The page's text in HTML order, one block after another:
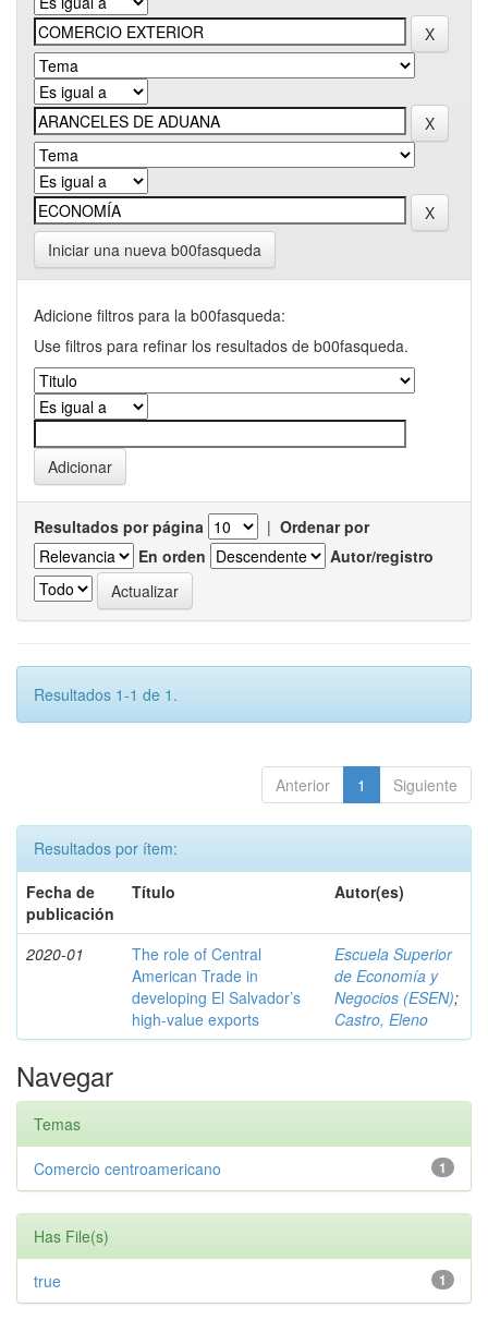
Iniciar una nueva b00fasqueda
Adicione filtros para la b00fasqueda:
Use filtros para refinar los resultados de b00fasqueda.
Resultados por página | Ordenar por
En orden
Autor/registro
Resultados 1-1 de 1.
Anterior 1 Siguiente
Resultados por ítem:
Fecha de
publicación
Título Autor(es)
2020-01
The role of Central
American Trade in
developing El Salvador’s
high-value exports
Escuela Superior
de Economía y
Negocios (ESEN);
Castro, Eleno
Navegar
Temas
1
Comercio centroamericano
Has File(s)
1
true